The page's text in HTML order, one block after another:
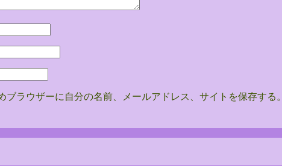
ブラウザーに自分の名前、メールアドレス、サイトを保存する。